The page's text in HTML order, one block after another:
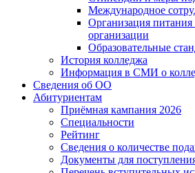
Международное
Организация питания
организации
Образовательные
История колледжа
Информация в СМИ о
Сведения об ОО
Абитуриентам
Приёмная кампания 2026
Специальности
Рейтинг
Сведения о количестве
Документы для